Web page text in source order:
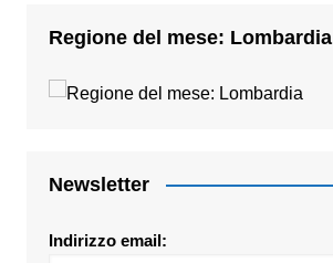
Regione del mese: Lombardia
Newsletter
Indirizzo email: